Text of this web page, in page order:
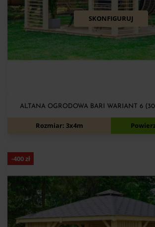
SKONFIGURUJ
ALTANA OGRODOWA BARI WARIANT 6
7 940 7 440zł
Rozmiar: 3x4m
-400zł